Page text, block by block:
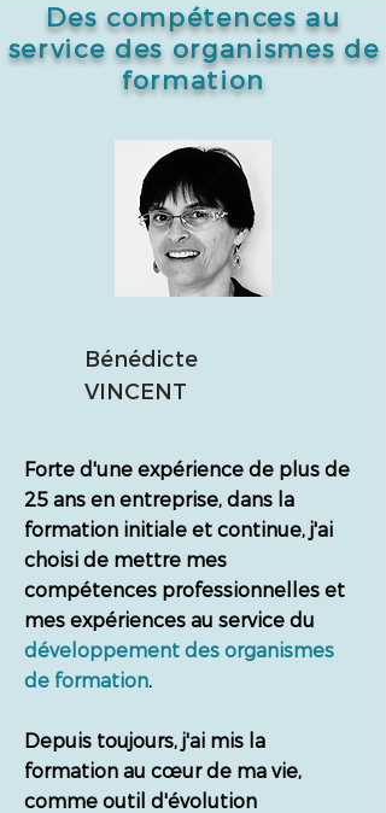
Des compétences au
service des organismes de
formation
Bénédicte
VINCENT
Forte d'une expérience de plus de
25 ans en entreprise, dans la
formation initiale et continue, j'ai
choisi de mettre mes
compétences professionnelles et
mes expériences au service du
développement des organismes
de formation.
Depuis toujours, j'ai mis la
formation au cœur de ma vie,
comme outil d'évolution